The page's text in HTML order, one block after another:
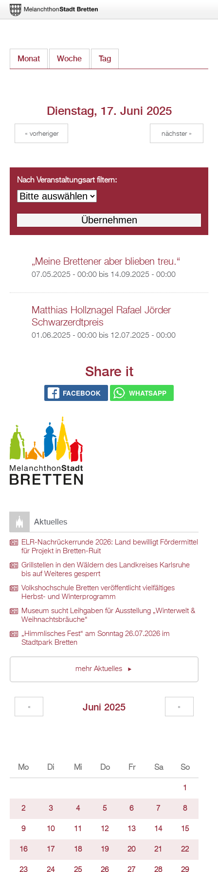
zum
Monat Woche Tag
Dienstag, 17. Juni 2025
« vorheriger nächster »
Nach Veranstaltungsart filtern:
„Meine Brettener aber blieben treu.“
07.05.2025 - 00:00bis 14.09.2025 - 00:00
Matthias Hollznagel Rafael Jörder
Schwarzerdtpreis
01.06.2025 - 00:00bis 12.07.2025 - 00:00
Share it
FACEBOOK WHATSAPP
Aktuelles
ELR-Nachrückerrunde 2026: Land bewilligt Fördermittel
für Projekt in Bretten-Ruit
Grillstellen in den Wäldern des Landkreises Karlsruhe
bis auf Weiteres gesperrt
Volkshochschule Bretten veröffentlicht vielfältiges
Herbst- und Winterprogramm
Museum sucht Leihgaben für Ausstellung „Winterwelt &
Weihnachtsbräuche“
„Himmlisches Fest“ am Sonntag 26.07.2026 im
Stadtpark Bretten
mehr Aktuelles
Juni 2025
« »
Mo Di Mi Do Fr Sa So
1
2 3 4 5 6 7 8
9 10 11 12 13 14 15
16 17 18 19 20 21 22
23 24 25 26 27 28 29